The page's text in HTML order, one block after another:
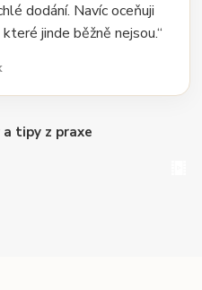
dodání. Navíc oceňuji
jinde běžně nejsou.“
tipy z praxe